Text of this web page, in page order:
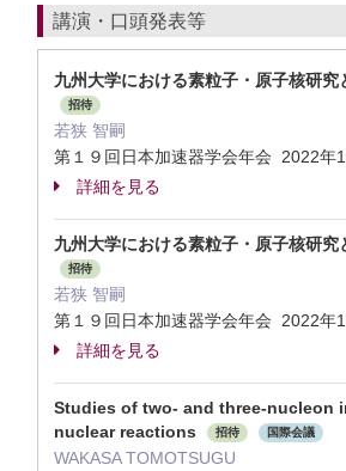
講演・口頭発表等
九州大学における素粒子・原子核研究
招待
若狭 智嗣
第１９回日本加速器学会年会 2022年
詳細を見る
九州大学における素粒子・原子核研究
招待
若狭 智嗣
第１９回日本加速器学会年会 2022年
詳細を見る
Studies of two- and three-nucleon
nuclear reactions
招待 国際会議
WAKASA TOMOTSUGU